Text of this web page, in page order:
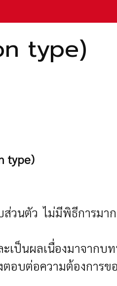
type)
type)
นตัว ไม่มีพิธีการมาก
ป็นผลเนื่องมาจากบ
ตอบต่อความต้องการ